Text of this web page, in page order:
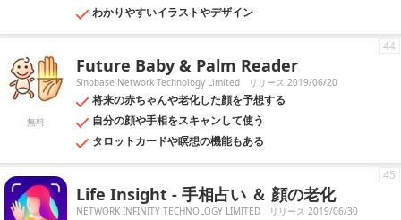
わかりやすいイラストやデザイン
無料
Future Baby & Palm Reader
Sinobase Network Technology Limited リリース 2019/06/20
将来の赤ちゃんや老化した顔を予想する
自分の顔や手相をスキャンして使う
タロットカードや瞑想の機能もある
44
Life Insight - 手相占い ＆ 顔の老化
NETWORK INFINITY TECHNOLOGY LIMITED リリース 2019/06/30
45